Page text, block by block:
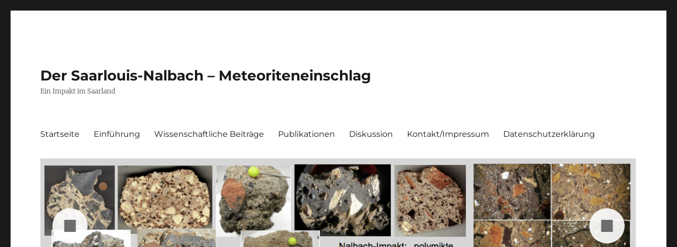
Der Saarlouis-Nalbach – Meteoriteneinschlag
Ein Impakt im Saarland
Startseite Einführung Wissenschaftliche Beiträge Publikationen Diskussion Kontakt/Impressum Datenschutzerklärung